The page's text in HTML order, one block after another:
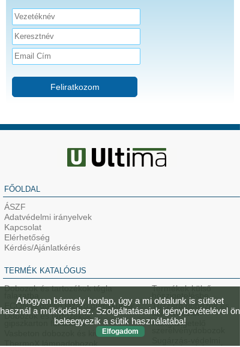
Ahogyan bármely honlap, úgy a mi oldalunk is sütiket
használ a működéshez. Szolgáltatásaink igénybevételével ön
beleegyezik a sütik használatába!
Elfogadom
Feliratkozom
FŐOLDAL
ÁSZF
Adatvédelmi irányelvek
Kapcsolat
Elérhetőség
Kérdés/Ajánlatkérés
TERMÉK KATALÓGUS
Dobozok és tartozékok tégla
falazatba
ECON védőcső lázáró gumi kupak
Dobozok és tartozékok
gipszkarton falazatba
Vasbeton dobozok és kivezetők
Termékek külső
hőszigetelésbe
Tűzzáró dobozok és
fali átvezetők
Hangszigetelő